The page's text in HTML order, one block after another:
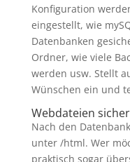
Konfiguration
eingestellt, wie
Datenbanken
Ordner, wie viele
werden usw. Stellt
Wünschen ein und
Webdateien
Nach den
unter /html. Wer
praktisch sogar